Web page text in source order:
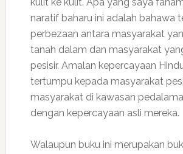
naratif baharu ini adalah bahawa
perbezaan antara masyarakat
tanah dalam dan masyarakat
pesisir. Amalan kepercayaan
tertumpu kepada masyarakat
masyarakat di kawasan
dengan kepercayaan asli mereka.
Walaupun buku ini merupakan